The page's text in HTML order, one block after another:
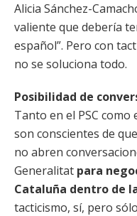
Alicia Sánchez-
valiente que debería
español”. Pero con
no se soluciona todo.
Posibilidad de
Tanto en el PSC
son conscientes de
no abren
Generalitat para
Cataluña dentro de
tacticismo, sí, pero